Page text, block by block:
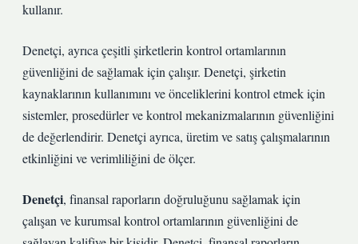
kullanır.
Denetçi, ayrıca çeşitli şirketlerin kontrol ortamlarının
güvenliğini de sağlamak için çalışır. Denetçi, şirketin
kaynaklarının kullanımını ve önceliklerini kontrol etmek için
sistemler, prosedürler ve kontrol mekanizmalarının güvenliğini
de değerlendirir. Denetçi ayrıca, üretim ve satış çalışmalarının
etkinliğini ve verimliliğini de ölçer.
Denetçi, finansal raporların doğruluğunu sağlamak için
çalışan ve kurumsal kontrol ortamlarının güvenliğini de